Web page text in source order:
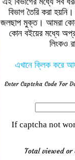
বিভাগ তৈরি করা
জলছাপ মুক্ত। আমরা
কোন বইয়ের মধ্যে
লিংকও
এখানে ক্লিক করে
Enter Captcha Code For
If captcha not
Total viewed